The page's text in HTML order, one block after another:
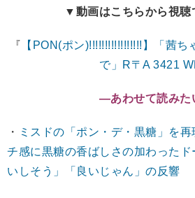
▼動画はこちらから視
『 【PON(ポン)!!!!!!!!!!!!!!!!!】「茜ち
で」R〒A 3421
―あわせて読み
・
ミスドの「ポン・デ・黒糖」を
チ感に黒糖の香ばしさの加わった
いしそう」「良いじゃん」の反響